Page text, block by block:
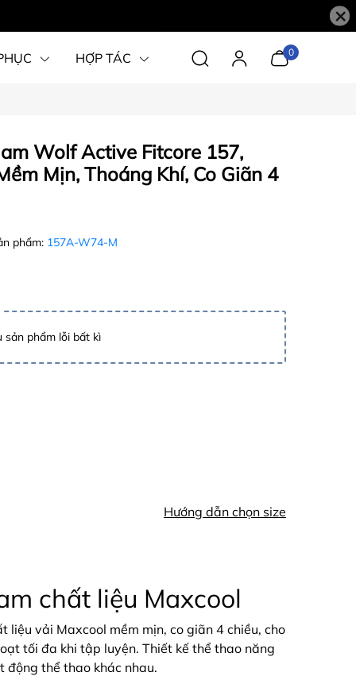
×
HỢP TÁC 0
Wolf Active Fitcore 157,
Mịn, Thoáng Khí, Co Giãn 4
phẩm: 157A-W74-M
phẩm lỗi bất kì
Hướng dẫn chọn size
chất liệu Maxcool
liệu vải Maxcool mềm mịn, co giãn 4 chiều, cho
tối đa khi tập luyện. Thiết kế thể thao năng
động thể thao khác nhau.